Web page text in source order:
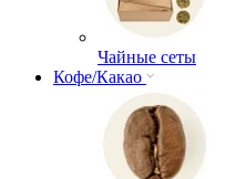
Чайные сеты
Кофе/Какао